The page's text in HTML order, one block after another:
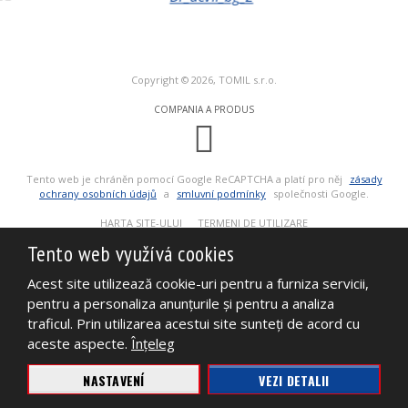
Copyright © 2026, TOMIL s.r.o.
COMPANIA A PRODUS
Tento web je chráněn pomocí Google ReCAPTCHA a platí pro něj
zásady
ochrany osobních údajů a smluvní podmínky společnosti Google.
HARTA SITE-ULUI
TERMENI DE UTILIZARE
AFACERI FIŞE TEHNICE
Tento web využívá cookies
Acest site utilizează cookie-uri pentru a furniza servicii,
pentru a personaliza anunţurile şi pentru a analiza
traficul. Prin utilizarea acestui site sunteţi de acord cu
aceste aspecte. Înţeleg
NASTAVENÍ VEZI DETALII